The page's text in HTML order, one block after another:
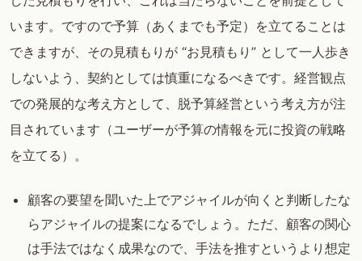
います。ですので予算（あくまでも予定）を立てることは
できますが、その見積もりが “お見積もり” として一人歩き
しないよう、契約としては慎重になるべきです。経営観点
での発展的な考え方として、脱予算経営という考え方が注
目されています（ユーザーが予算の情報を元に投資の戦略
を立てる）。
顧客の要望を聞いた上でアジャイルが向くと判断したな
らアジャイルの提案になるでしょう。ただ、顧客の関心
は手法ではなく成果なので、手法を推すというより想定